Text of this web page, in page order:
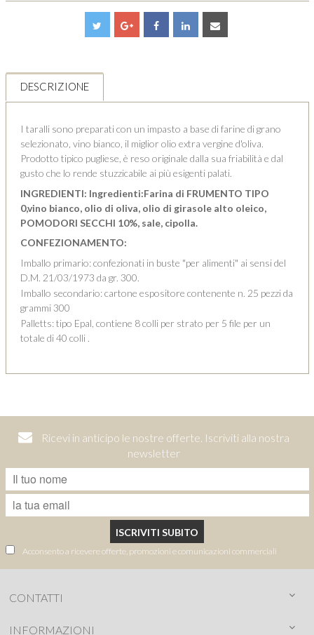
DESCRIZIONE
I taralli sono preparati con un impasto a base di farine di grano
selezionato, vino bianco, il miglior olio extra vergine d'oliva.
Prodotto tipico pugliese, è reso originale dalla sua friabilità e dal
gusto che lo rende stuzzicabile ai più esigenti palati.
INGREDIENTI: Ingredienti:Farina di FRUMENTO TIPO
0,vino bianco, olio di oliva, olio di girasole alto oleico,
POMODORI SECCHI 10%, sale, cipolla.
CONFEZIONAMENTO:
Imballo primario: confezionati in buste "per alimenti" ai sensi del
D.M. 21/03/1973 da gr. 300.
Imballo secondario: cartone espositore contenente n. 25 pezzi da
grammi 300
Palletts: tipo Epal, contiene 8 colli per strato per 5 file per un
totale di 40 colli .
Ricevi in anticipo le nostre offerte. Iscriviti alla nostra
newsletter
ISCRIVITI SUBITO
Acconsento a ricevere offerte, promozioni e comunicazioni commerciali
CONTATTI
INFORMAZIONI